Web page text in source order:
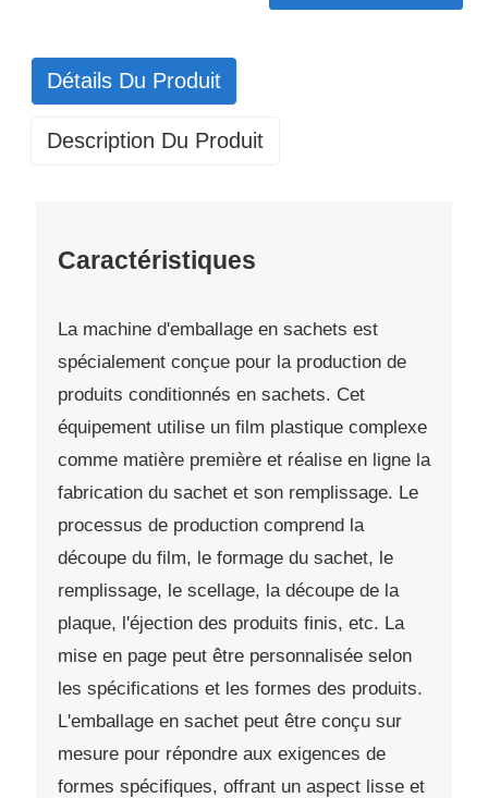
Détails Du Produit
Description Du Produit
Caractéristiques
La machine d'emballage en sachets est
spécialement conçue pour la production de
produits conditionnés en sachets. Cet
équipement utilise un film plastique complexe
comme matière première et réalise en ligne la
fabrication du sachet et son remplissage. Le
processus de production comprend la
découpe du film, le formage du sachet, le
remplissage, le scellage, la découpe de la
plaque, l'éjection des produits finis, etc. La
mise en page peut être personnalisée selon
les spécifications et les formes des produits.
L'emballage en sachet peut être conçu sur
mesure pour répondre aux exigences de
formes spécifiques, offrant un aspect lisse et